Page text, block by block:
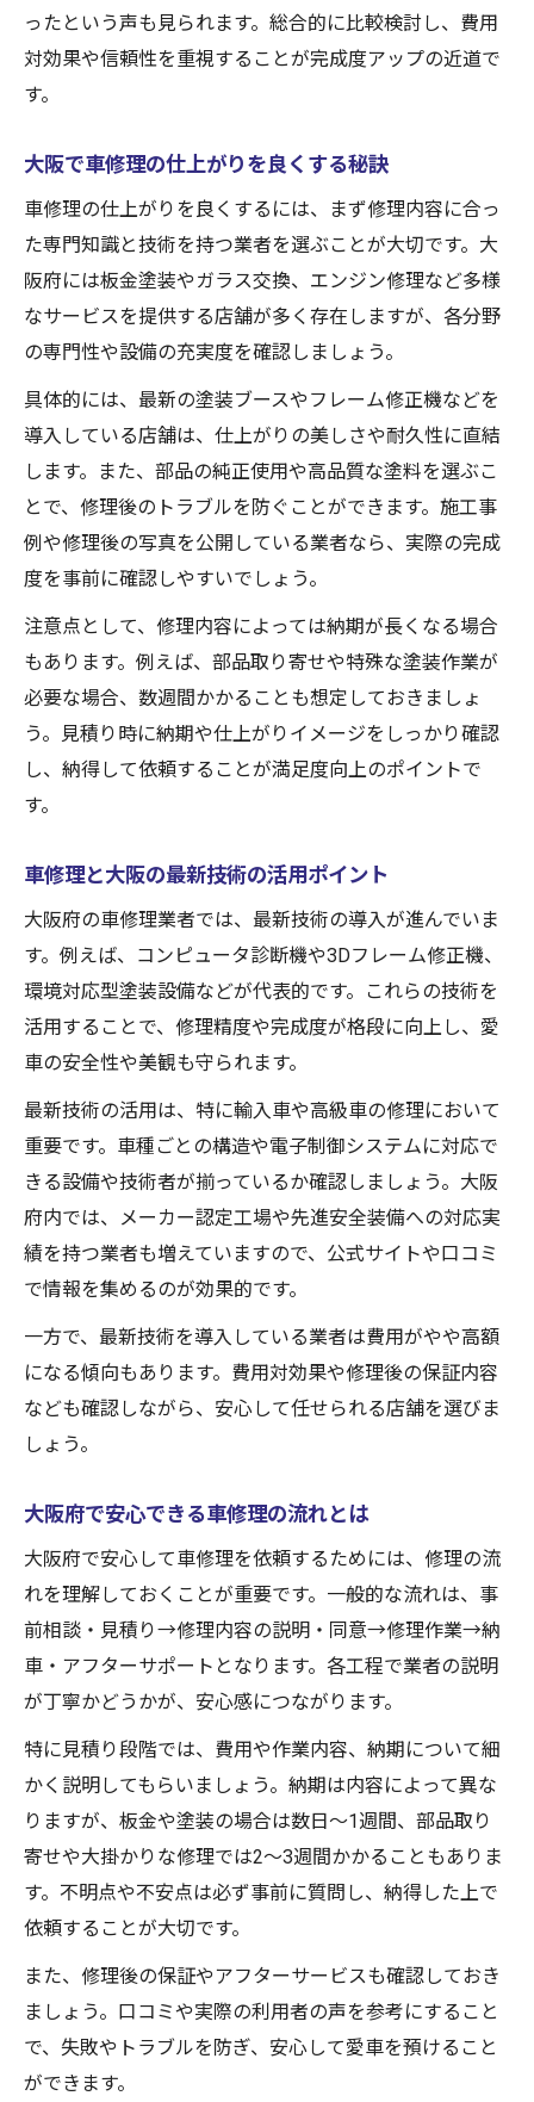
口コミから分かる安心の車修理選び方
大阪で車修理に強い整備工場の特徴
大阪の板金修理センター口コミの見方
大阪整備工場ランキングの活用ポイント
車修理の費用と完成度を大阪府で両立するヒン
大阪で車修理費用を抑え完成度を高める秘
訣
車修理のコスパ重視の大阪流業者選び
大阪 車修理の安さと品質のバランス術
車修理費用を比較して完成度も重視する方
法
大阪府で満足度高い車修理費用の考え方
ったという声も見られます。総合的に比較検討し、費用
対効果や信頼性を重視することが完成度アップの近道で
す。
大阪で車修理の仕上がりを良くする秘訣
車修理の仕上がりを良くするには、まず修理内容に合っ
た専門知識と技術を持つ業者を選ぶことが大切です。大
阪府には板金塗装やガラス交換、エンジン修理など多様
なサービスを提供する店舗が多く存在しますが、各分野
の専門性や設備の充実度を確認しましょう。
具体的には、最新の塗装ブースやフレーム修正機などを
導入している店舗は、仕上がりの美しさや耐久性に直結
します。また、部品の純正使用や高品質な塗料を選ぶこ
とで、修理後のトラブルを防ぐことができます。施工事
例や修理後の写真を公開している業者なら、実際の完成
度を事前に確認しやすいでしょう。
注意点として、修理内容によっては納期が長くなる場合
もあります。例えば、部品取り寄せや特殊な塗装作業が
必要な場合、数週間かかることも想定しておきましょ
う。見積り時に納期や仕上がりイメージをしっかり確認
し、納得して依頼することが満足度向上のポイントで
す。
車修理と大阪の最新技術の活用ポイント
大阪府の車修理業者では、最新技術の導入が進んでいま
す。例えば、コンピュータ診断機や3Dフレーム修正機、
環境対応型塗装設備などが代表的です。これらの技術を
活用することで、修理精度や完成度が格段に向上し、愛
車の安全性や美観も守られます。
最新技術の活用は、特に輸入車や高級車の修理において
重要です。車種ごとの構造や電子制御システムに対応で
きる設備や技術者が揃っているか確認しましょう。大阪
府内では、メーカー認定工場や先進安全装備への対応実
績を持つ業者も増えていますので、公式サイトや口コミ
で情報を集めるのが効果的です。
一方で、最新技術を導入している業者は費用がやや高額
になる傾向もあります。費用対効果や修理後の保証内容
なども確認しながら、安心して任せられる店舗を選びま
しょう。
大阪府で安心できる車修理の流れとは
大阪府で安心して車修理を依頼するためには、修理の流
れを理解しておくことが重要です。一般的な流れは、事
前相談・見積り→修理内容の説明・同意→修理作業→納
車・アフターサポートとなります。各工程で業者の説明
が丁寧かどうかが、安心感につながります。
特に見積り段階では、費用や作業内容、納期について細
かく説明してもらいましょう。納期は内容によって異な
りますが、板金や塗装の場合は数日～1週間、部品取り
寄せや大掛かりな修理では2～3週間かかることもありま
す。不明点や不安点は必ず事前に質問し、納得した上で
依頼することが大切です。
また、修理後の保証やアフターサービスも確認しておき
ましょう。口コミや実際の利用者の声を参考にすること
で、失敗やトラブルを防ぎ、安心して愛車を預けること
ができます。